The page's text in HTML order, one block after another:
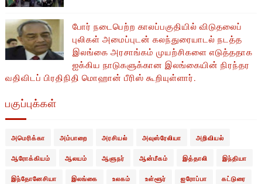
போர் நடைபெற்ற காலப்பகுதியில் ​​விடுதலைப்
புலிகள் அமைப்புடன் கலந்துரையாடல் நடத்த
இலங்கை அரசாங்கம் முயற்சிகளை எடுத்ததாக
ஐக்கிய நாடுகளுக்கான இலங்கையின் நிரந்தர
வதிவிடப் பிரதிநிதி மொஹான் பீரிஸ் கூறியுள்ளார்.
பகுப்புக்கள்
அமெரிக்கா அம்பாறை அரசியல் அவுஸ்ரேலியா அறிவியல்
ஆரோக்கியம் ஆலயம் ஆளுநர் ஆன்மீகம் இத்தாலி இந்தியா
இந்தோனேசியா இலங்கை உலகம் உள்ளூர் ஐரோப்பா கட்டுரை